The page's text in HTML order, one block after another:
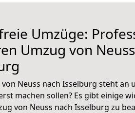
Umzüge:
Umzug von
Neuss nach Isselburg steht an
machen sollen? Es gibt einige
von Neuss nach Isselburg zu